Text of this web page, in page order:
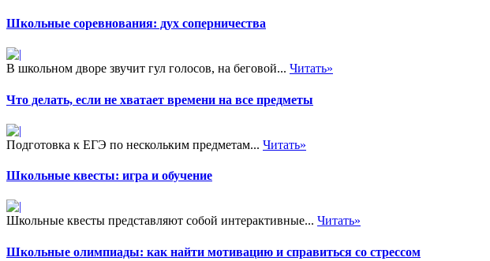
Школьные соревнования: дух соперничества
В школьном дворе звучит гул голосов, на беговой... Читать»
Что делать, если не хватает времени на все предметы
Подготовка к ЕГЭ по нескольким предметам... Читать»
Школьные квесты: игра и обучение
Школьные квесты представляют собой интерактивные... Читать»
Школьные олимпиады: как найти мотивацию и справиться со стрессом